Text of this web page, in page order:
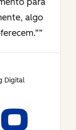
algo
Digital